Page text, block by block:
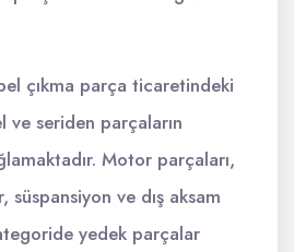
çıkma parça ticaretindeki
seriden parçaların
Motor parçaları,
süspansiyon ve dış aksam
yedek parçalar